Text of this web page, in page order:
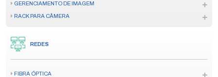
GERENCIAMENTO DE IMAGEM
RACK PARA CÂMERA
REDES
FIBRA ÓPTICA